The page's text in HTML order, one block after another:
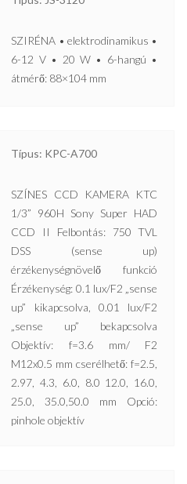
SZIRÉNA • elektrodinamikus •
6-12 V • 20 W • 6-hangú •
átmérő: 88×104 mm
Típus: KPC-A700
SZÍNES CCD KAMERA KTC
1/3” 960H Sony Super HAD
CCD II Felbontás: 750 TVL
DSS (sense up)
érzékenységnövelő funkció
Érzékenység: 0.1 lux/F2 „sense
up” kikapcsolva, 0.01 lux/F2
„sense up” bekapcsolva
Objektív: f=3.6 mm/ F2
M12x0.5 mm cserélhető: f=2.5,
2.97, 4.3, 6.0, 8.0 12.0, 16.0,
25.0, 35.0,50.0 mm Opció:
pinhole objektív